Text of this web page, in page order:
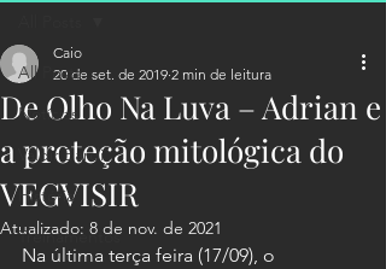
All Posts
Notícias
Valdir Bardi
História
Treinamentos
De Olho Na Luva – Adrian e
a proteção mitológica do
VEGVISIR
Caio
20 de set. de 2019 2 min de leitura
Atualizado: 8 de nov. de 2021
Na última terça feira (17/09), o